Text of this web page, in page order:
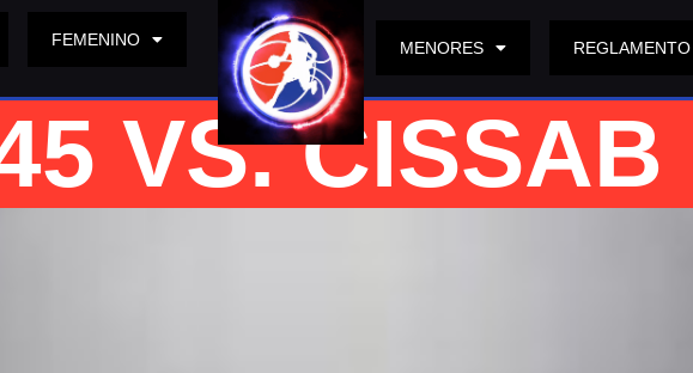
FEMENINO MENORES REGLAMENTO
VS. CISSAB